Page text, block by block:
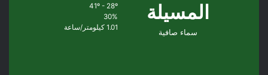
المسيلة
سماء صافية
41º - 28º
30%
1.01 كيلومتر/ساعة